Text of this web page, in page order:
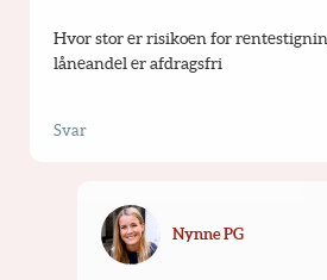
Hvor stor er risikoen for
låneandel er afdragsfri
Svar
Nynne PG